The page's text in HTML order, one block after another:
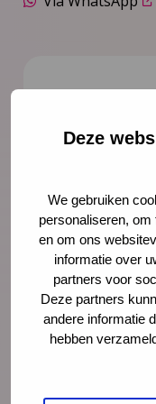
Deze
We gebruiken
personaliseren,
en om ons
informatie over
partners voor
Deze partners
andere informatie
hebben
Riet